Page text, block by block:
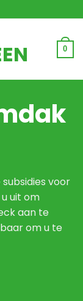
0
voor
uit om
aan te
om u te